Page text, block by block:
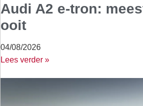
Audi A2 e-tron:
ooit
04/08/2026
Lees verder »